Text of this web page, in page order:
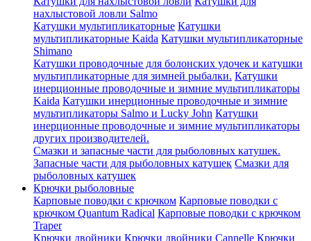
нахлыстовой ловли Salmo
Катушки мультипликаторные Катушки
мультипликаторные Kaida Катушки мультипликаторные
Shimano
Катушки проводочные для болонских удочек и катушки
мультипликаторные для зимней рыбалки. Катушки
инерционные проводочные и зимние мультипликаторы
Kaida Катушки инерционные проводочные и зимние
мультипликаторы Salmo и Lucky John Катушки
инерционные проводочные и зимние мультипликаторы
других производителей.
Смазки и запасные части для рыболовных катушек.
Запасные части для рыболовных катушек Смазки для
рыболовных катушек
Крючки рыболовные
Карповые поводки с крючком Карповые поводки с
крючком Quantum Radical Карповые поводки с крючком
Traper
Крючки двойники Крючки двойники Cannelle Крючки